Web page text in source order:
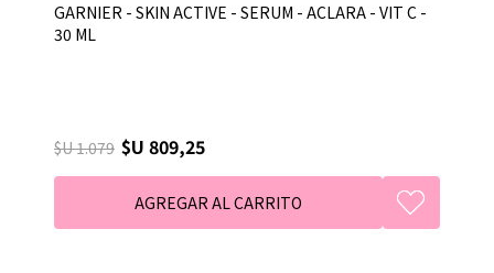
GARNIER - SKIN ACTIVE - SERUM - ACLARA - VIT C -
30 ML
$U 1.079 $U 809,25